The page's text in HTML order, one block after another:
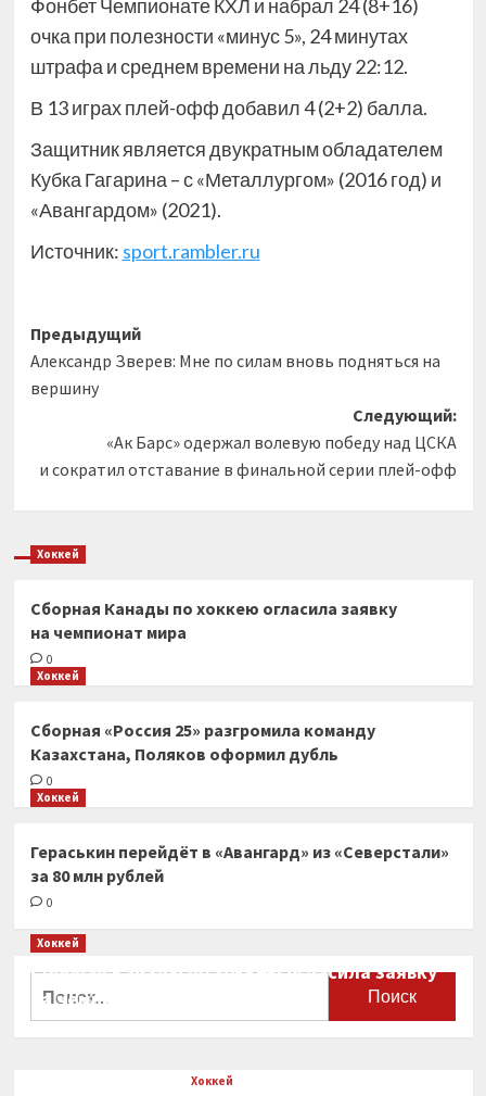
Фонбет Чемпионате КХЛ и набрал 24 (8+16)
очка при полезности «минус 5», 24 минутах
штрафа и среднем времени на льду 22:12.
В 13 играх плей-офф добавил 4 (2+2) балла.
Защитник является двукратным обладателем
Кубка Гагарина – с «Металлургом» (2016 год) и
«Авангардом» (2021).
Источник: sport.rambler.ru
Навигация
записи
Предыдущий
Александр Зверев: Мне по силам вновь подняться на
вершину
Следующий:
«Ак Барс» одержал волевую победу над ЦСКА
и сократил отставание в финальной серии плей-офф
Хоккей
Сборная Канады по хоккею огласила заявку
на чемпионат мира
0
Хоккей
Сборная «Россия 25» разгромила команду
Казахстана, Поляков оформил дубль
0
Хоккей
Гераськин перейдёт в «Авангард» из «Северстали»
за 80 млн рублей
0
Хоккей
Сборная Канады по хоккею огласила заявку
на чемпионат мира
Хоккей